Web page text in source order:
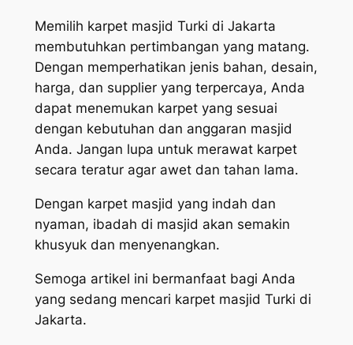
Memilih karpet masjid Turki di Jakarta
membutuhkan pertimbangan yang matang.
Dengan memperhatikan jenis bahan, desain,
harga, dan supplier yang terpercaya, Anda
dapat menemukan karpet yang sesuai
dengan kebutuhan dan anggaran masjid
Anda. Jangan lupa untuk merawat karpet
secara teratur agar awet dan tahan lama.
Dengan karpet masjid yang indah dan
nyaman, ibadah di masjid akan semakin
khusyuk dan menyenangkan.
Semoga artikel ini bermanfaat bagi Anda
yang sedang mencari karpet masjid Turki di
Jakarta.